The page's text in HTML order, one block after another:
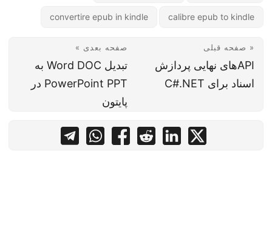
calibre epub to kindle
convertire epub in kindle
« صفحه قبلی
APIهای نهایی پردازش
اسناد برای C#.NET
صفحه بعدی »
تبدیل Word DOC به
PowerPoint PPT در
پایتون